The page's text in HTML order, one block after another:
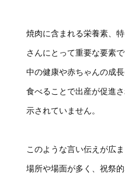
焼肉に含まれる栄養素、
さんにとって重要な要素
中の健康や赤ちゃんの成
食べることで出産が促進
示されていません。
このような言い伝えが広
場所や場面が多く、祝祭